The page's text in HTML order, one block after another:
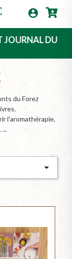

JOURNAL DU
du Forez
l'aromathérapie,
